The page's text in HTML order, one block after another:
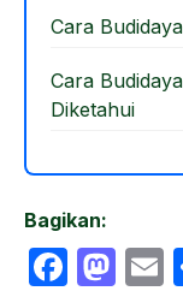
Cara
Cara
Diketahui
Bagikan:
F
M